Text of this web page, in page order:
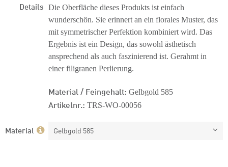
Details Die Oberfläche dieses Produkts ist einfach
wunderschön. Sie erinnert an ein florales Muster, das
mit symmetrischer Perfektion kombiniert wird. Das
Ergebnis ist ein Design, das sowohl ästhetisch
ansprechend als auch faszinierend ist. Gerahmt in
einer filigranen Perlierung.
Material / Feingehalt: Gelbgold 585
Artikelnr.: TRS-WO-00056
Material Gelbgold 585